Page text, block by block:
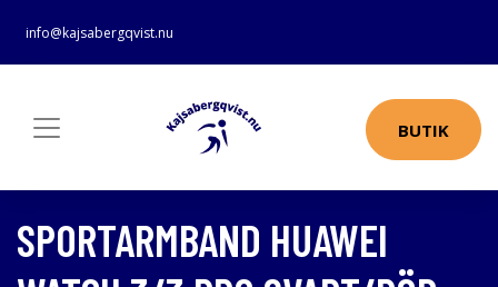
info@kajsabergqvist.nu
BUTIK
SPORTARMBAND HUAWEI